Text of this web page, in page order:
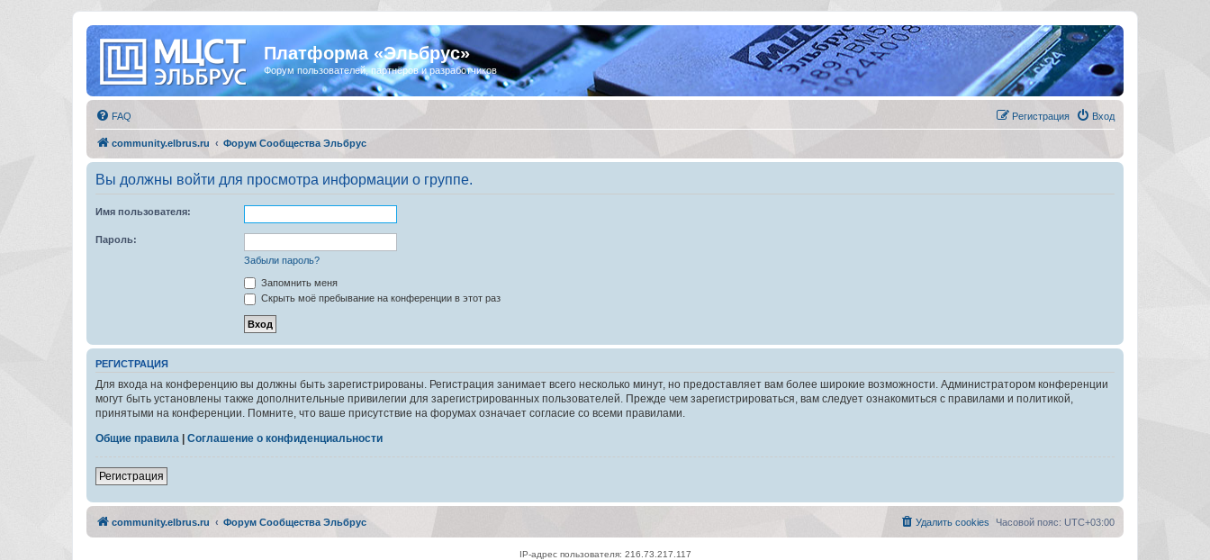
Платформа «Эльбрус»
Форум пользователей, партнёров и разработчиков
FAQ Вход
Регистрация
community.elbrus.ru Форум Сообщества Эльбрус
Вы должны войти для просмотра информации о группе.
Имя пользователя:
Пароль:
Забыли пароль?
Запомнить меня
Скрыть моё пребывание на конференции в этот раз
РЕГИСТРАЦИЯ
Для входа на конференцию вы должны быть зарегистрированы. Регистрация занимает всего несколько минут, но предоставляет вам более широкие возможности. Администратором конференции
могут быть установлены также дополнительные привилегии для зарегистрированных пользователей. Прежде чем зарегистрироваться, вам следует ознакомиться с правилами и политикой,
принятыми на конференции. Помните, что ваше присутствие на форумах означает согласие со всеми правилами.
Общие правила
Соглашение о конфиденциальности
Регистрация
community.elbrus.ru Форум Сообщества Эльбрус Часовой пояс: UTC+03:00
Удалить cookies
IP-адрес пользователя: 216.73.217.117